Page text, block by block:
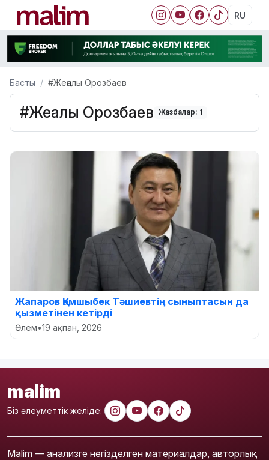
RU
Басты #Жеңалы Орозбаев
#Жеңалы Орозбаев Жазбалар: 1
Жапаров Қамшыбек Тәшиевтің сыныптасын да
қызметінен кетірді
Әлем•19 ақпан, 2026
malim
Біз әлеуметтік желіде:
Malim — анализге негізделген материалдар, авторлық